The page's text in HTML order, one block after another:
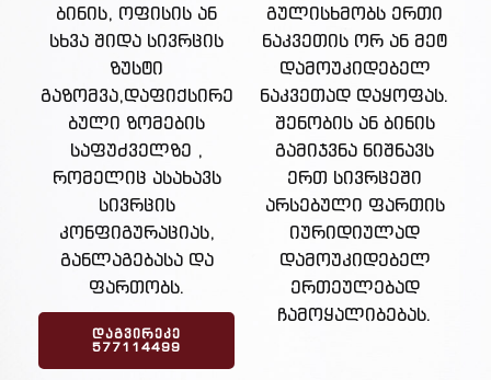
ბინის, ოფისის ან
სხვა შიდა სივრცის
ზუსტი
გაზომვა,დაფიქსირე
ბული ზომების
საფუძველზე ,
რომელიც ასახავს
სივრცის
კონფიგურაციას,
განლაგებასა და
ფართობს.
ᲓᲐᲒᲕᲘᲠᲔᲙᲔ
577114499
გულისხმობს ერთი
ნაკვეთის ორ ან მეტ
დამოუკიდებელ
ნაკვეთად დაყოფას.
შენობის ან ბინის
გამიჯვნა ნიშნავს
ერთ სივრცეში
არსებული ფართის
იურიდიულად
დამოუკიდებელ
ერთეულებად
ჩამოყალიბებას.